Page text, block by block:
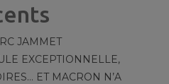
JAMMET
EXCEPTIONNELLE,
ET MACRON N’A